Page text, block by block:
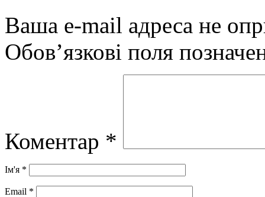
Ваша e-mail адреса не
Обов’язкові поля
Коментар *
Ім'я *
Email *